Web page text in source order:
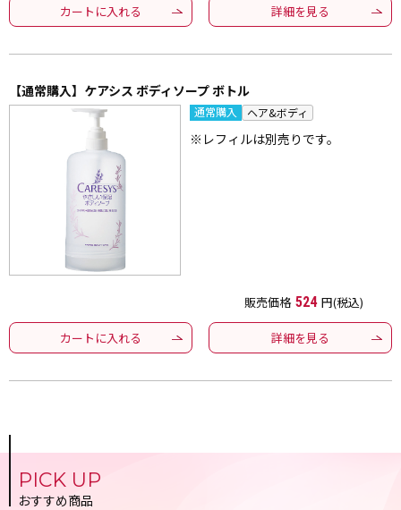
カートに入れる 詳細を見る
【通常購入】ケアシス ボディソープ ボトル
通常購入 ヘア&ボディ
※レフィルは別売りです。
販売価格 524 円(税込)
カートに入れる 詳細を見る
PICK UP
おすすめ商品